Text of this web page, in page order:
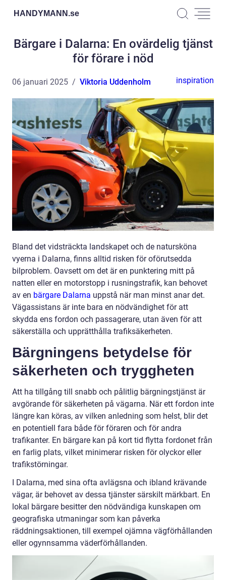
HANDYMANN.se
Bärgare i Dalarna: En ovärdelig tjänst
för förare i nöd
06 januari 2025 Viktoria Uddenholm inspiration
Bland det vidsträckta landskapet och de natursköna
vyerna i Dalarna, finns alltid risken för oförutsedda
bilproblem. Oavsett om det är en punktering mitt på
natten eller en motorstopp i rusningstrafik, kan behovet
av en bärgare Dalarna uppstå när man minst anar det.
Vägassistans är inte bara en nödvändighet för att
skydda ens fordon och passagerare, utan även för att
säkerställa och upprätthålla trafiksäkerheten.
Bärgningens betydelse för
säkerheten och tryggheten
Att ha tillgång till snabb och pålitlig bärgningstjänst är
avgörande för säkerheten på vägarna. När ett fordon inte
längre kan köras, av vilken anledning som helst, blir det
en potentiell fara både för föraren och för andra
trafikanter. En bärgare kan på kort tid flytta fordonet från
en farlig plats, vilket minimerar risken för olyckor eller
trafikstörningar.
I Dalarna, med sina ofta avlägsna och ibland krävande
vägar, är behovet av dessa tjänster särskilt märkbart. En
lokal bärgare besitter den nödvändiga kunskapen om
geografiska utmaningar som kan påverka
räddningsaktionen, till exempel ojämna vägförhållanden
eller ogynnsamma väderförhållanden.